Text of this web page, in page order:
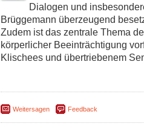
Dialogen und
Brüggemann überzeugend
Zudem ist das zentrale Thema
körperlicher Beeinträchtigung
Klischees und übertriebenem
Weitersagen Feedback